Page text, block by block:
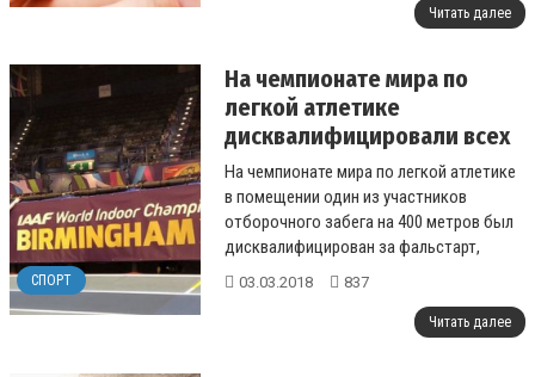
Читать далее
СПОРТ
На чемпионате мира по
легкой атлетике
дисквалифицировали всех
участников забега на 400
метров
На чемпионате мира по легкой атлетике
в помещении один из участников
отборочного забега на 400 метров был
дисквалифицирован за фальстарт,
остальные – за выход за пределы бего...
03.03.2018 837
Читать далее